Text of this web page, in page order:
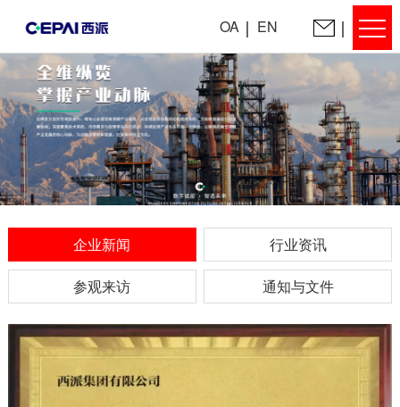
EN
OA
企业新闻 行业资讯
参观来访 通知与文件